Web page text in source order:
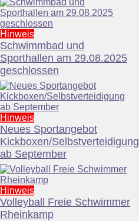
Hinweis
Schwimmbad und
Sporthallen am 29.08.2025
geschlossen
Hinweis
Neues Sportangebot
Kickboxen/Selbstverteidigung
ab September
Hinweis
Volleyball Freie Schwimmer
Rheinkamp